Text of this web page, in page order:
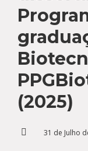
de Idiomas
Médicas
Conosco
& Você -
Gustavo
(2025)
31 de Julho